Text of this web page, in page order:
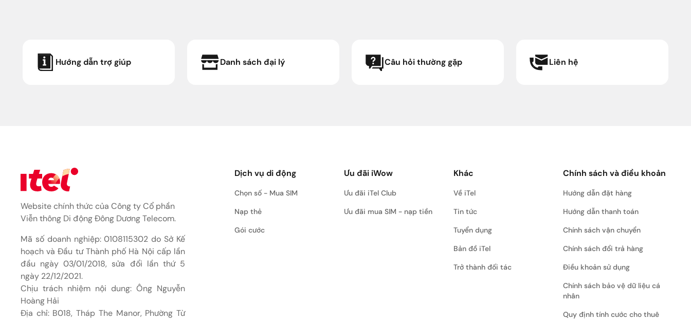
Hướng dẫn trợ giúp Danh sách đại lý Câu hỏi thường gặp Liên hệ
Website chính thức của Công ty Cổ phần
Viễn thông Di động Đông Dương Telecom.
Mã số doanh nghiệp: 0108115302 do Sở Kế
hoạch và Đầu tư Thành phố Hà Nội cấp lần
đầu ngày 03/01/2018, sửa đổi lần thứ 5
ngày 22/12/2021.
Chịu trách nhiệm nội dung: Ông Nguyễn
Hoàng Hải
Địa chỉ: B018, Tháp The Manor, Phường Từ
Dịch vụ di động
Chọn số - Mua SIM
Nạp thẻ
Gói cước
Ưu đãi iWow
Ưu đãi iTel Club
Ưu đãi mua SIM - nạp tiền
Khác
Về iTel
Tin tức
Tuyển dụng
Bản đồ iTel
Trở thành đối tác
Chính sách và điều khoản
Hướng dẫn đặt hàng
Hướng dẫn thanh toán
Chính sách vận chuyển
Chính sách đổi trả hàng
Điều khoản sử dụng
Chính sách bảo vệ dữ liệu cá
nhân
Quy định tính cước cho thuê